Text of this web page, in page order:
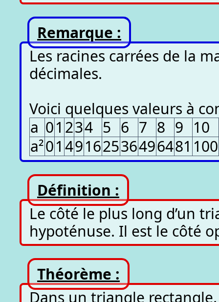
Remarque :
Les racines carrées de la
décimales.
Voici quelques valeurs à
a 01 234 5 6 7 8 9 10
a²01 49162536496481 100
Définition :
Le côté le plus long d’un
hypoténuse. Il est le côté
Théorème :
Dans un triangle